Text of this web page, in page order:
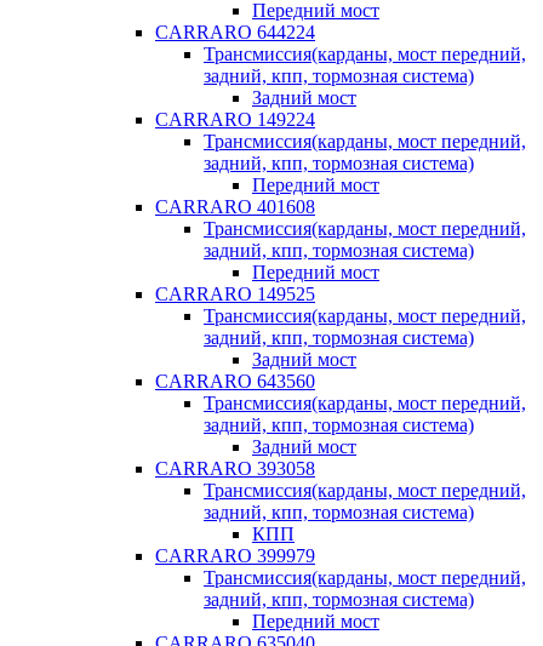
Передний мост
CARRARO 644224
Трансмиссия(карданы, мост передний,
задний, кпп, тормозная система)
Задний мост
CARRARO 149224
Трансмиссия(карданы, мост передний,
задний, кпп, тормозная система)
Передний мост
CARRARO 401608
Трансмиссия(карданы, мост передний,
задний, кпп, тормозная система)
Передний мост
CARRARO 149525
Трансмиссия(карданы, мост передний,
задний, кпп, тормозная система)
Задний мост
CARRARO 643560
Трансмиссия(карданы, мост передний,
задний, кпп, тормозная система)
Задний мост
CARRARO 393058
Трансмиссия(карданы, мост передний,
задний, кпп, тормозная система)
КПП
CARRARO 399979
Трансмиссия(карданы, мост передний,
задний, кпп, тормозная система)
Передний мост